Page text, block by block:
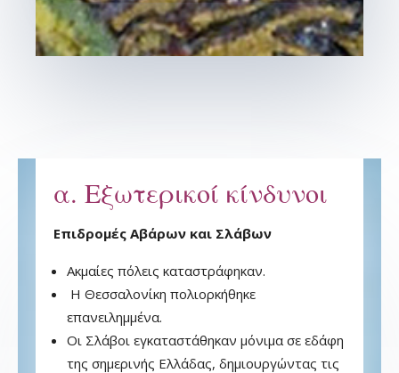
α. Εξωτερικοί κίνδυνοι
Επιδρομές Αβάρων και Σλάβων
Ακμαίες πόλεις καταστράφηκαν.
Η Θεσσαλονίκη πολιορκήθηκε
επανειλημμένα.
Οι Σλάβοι εγκαταστάθηκαν μόνιμα σε εδάφη
της σημερινής Ελλάδας, δημιουργώντας τις